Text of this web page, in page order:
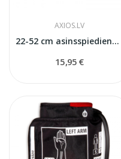
AXIOS.LV
22-52 cm asinsspiediena mērītāja manšete
15,95 €